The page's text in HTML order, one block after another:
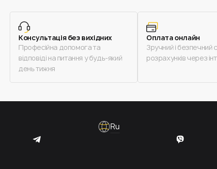
Камера — це повітряний простір між
виміряти вікно для
Консультація без вихідних
Професійна допомога та
відповіді на питання у будь-який
день тижня
Оплата онлайн
Зручний і безпечний
розрахунків через
Ru